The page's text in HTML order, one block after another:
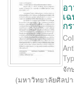
อ
เ
ก
จัก
(มหาวิทยาลัยศิลป